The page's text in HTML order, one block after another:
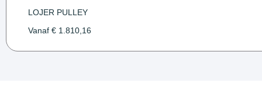
LOJER PULLEY
Vanaf €1.810,16